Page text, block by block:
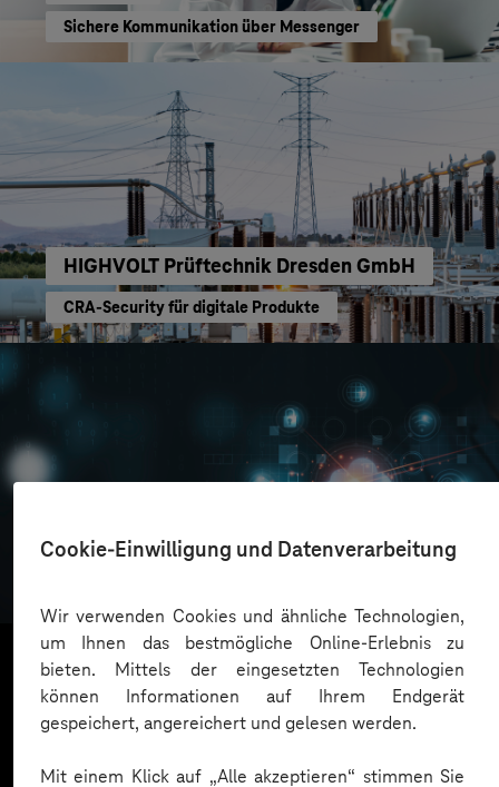
Cookie-Einwilligung und Datenverarbeitung
Wir verwenden Cookies und ähnliche Technologien,
um Ihnen das bestmögliche Online-Erlebnis zu
bieten. Mittels der eingesetzten Technologien
können Informationen auf Ihrem Endgerät
gespeichert, angereichert und gelesen werden.
Mit einem Klick auf „Alle akzeptieren“ stimmen Sie
Sichere Kommunikation über Messenger
HIGHVOLT Prüftechnik Dresden GmbH
CRA-Security für digitale Produkte
Oskar Frech
Mehr laden